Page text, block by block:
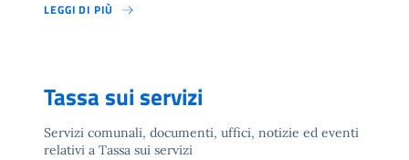
LEGGI DI PIÙ
Tassa sui servizi
Servizi comunali, documenti, uffici, notizie ed eventi
relativi a Tassa sui servizi